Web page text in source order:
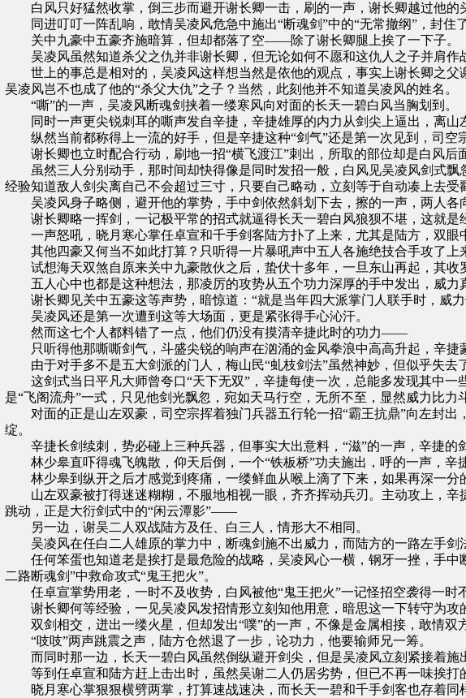
白风只好猛然收掌，倒三步而避开谢长卿一击，刷的一声，谢长卿越过他的
同进叮叮一阵乱响，敢情吴凌风危急中施出“断魂剑”中的“无常撤纲”，封住了
关中九豪中五豪齐施暗算，但却都落了空——除了谢长卿腿上挨了一下子。
吴凌风虽然知道杀父之仇并非谢长卿，但无论如何不愿和这仇人之子并肩作
世上的事总是相对的，吴凌风这样想当然是依他的观点，事实上谢长卿之父
吴凌风岂不也成了他的“杀父大仇”之子？当然，此刻他并不知道吴凌风的姓名。
“嘶”的一声，吴凌风断魂剑挟着一缕寒风向对面的长天一碧白风当胸划到。
同时一声更尖锐刺耳的嘶声发自辛捷，辛捷雄厚的内力从剑尖上逼出，离山
纵然当前都称得上一流的好手，但是辛捷这种“剑气”还是第一次见到，司空
谢长卿也立时配合行动，刷地一招“横飞渡江”刺出，所取的部位却是白风后
虽然三人分别动手，那时间却快得像是同时发招一般，白风见吴凌风剑式飘
经验知道敌人剑尖离自己不会超过三寸，只要自己略动，立刻等于自动凑上去受
吴凌风身子略侧，避开他的掌势，手中剑依然斜划下去，擦的一声，两人各
谢长卿略一挥剑，一记极平常的招式就逼得长天一碧白风狼狈不堪，这就是
一声怒吼，晓月寒心掌任卓宣和千手剑客陆方扑了上来，尤其是陆方，双眼
其他四豪又何当不如此打算？只听得一片暴吼声中五人各施绝技合手攻了上
试想海天双煞自原来关中九豪散伙之后，蛰伏十多年，一旦东山再起，其收
五人心中也都是这种想法，那凌厉的攻势从五个功力深厚的手中发出，威力
谢长卿见关中五豪这等声势，暗惊道：“就是当年四大派掌门人联手时，威
吴凌风还是第一次遭到这等大场面，更是紧张得手心沁汗。
然而这七个人都料错了一点，他们仍没有摸清辛捷此时的功力——
只听得他那嘶嘶剑气，斗盛尖锐的响声在汹涌的金风拳浪中高高升起，辛
由于对手多不是五大剑派的门人，梅山民“虬枝剑法”虽然神妙，但似乎失去
这剑式当日平凡大师曾夸口“天下无双”，辛捷每使一次，总能多发现其中一
是“飞阁流舟”一式，只见他剑光飘忽，宛如天马行空，无所不至，显然威力比力
对面的正是山左双豪，司空宗挥着独门兵器五行轮一招“霸王抗鼎”向左封出
绽。
辛捷长剑续刺，势必碰上三种兵器，但事实大出意料，“滋”的一声，辛捷的
林少皋直吓得魂飞魄散，仰天后倒，一个“铁板桥”功夫施出，呼的一声，辛
林少皋到纵开之后才感觉到疼痛，一缕鲜血从喉上滴了下来，如果再深一
山左双豪被打得迷迷糊糊，不服地相视一眼，齐齐挥动兵刃。主动攻上，辛
跳动，正是大衍剑式中的“闲云潭影”——
另一边，谢吴二人双战陆方及任、白三人，情形大不相同。
吴凌风在任白二人雄原的掌力中，断魂剑施不出威力，而陆方的一路左手剑
任何笨蛋也知道老是挨打是最危险的战略，吴凌风心一横，钢牙一挫，手中
二路断魂剑”中救命攻式“鬼王把火”。
任卓宣掌势用老，一时不及收势，白风被他“鬼王把火”一记怪招空袭得一时
谢长卿何等经验，一见吴凌风发招情形立刻知他用意，暗思这一下转守为攻
双剑相交，迸出一缕火星，但却发出“噗”的一声，不像是金属相接，敢情双
“吱吱”两声跳震之声，陆方仓然退了一步，论功力，他要输师兄一筹。
而同时那一边，长天一碧白风虽然倒纵避开剑尖，但是吴凌风立刻紧接着施
等到任卓宣和陆方赶上击出时，虽然吴谢二人仍居劣势，但已不再一味挨打
晓月寒心掌狠狠横劈两掌，打算速战速决，而长天一碧和千手剑客也存着